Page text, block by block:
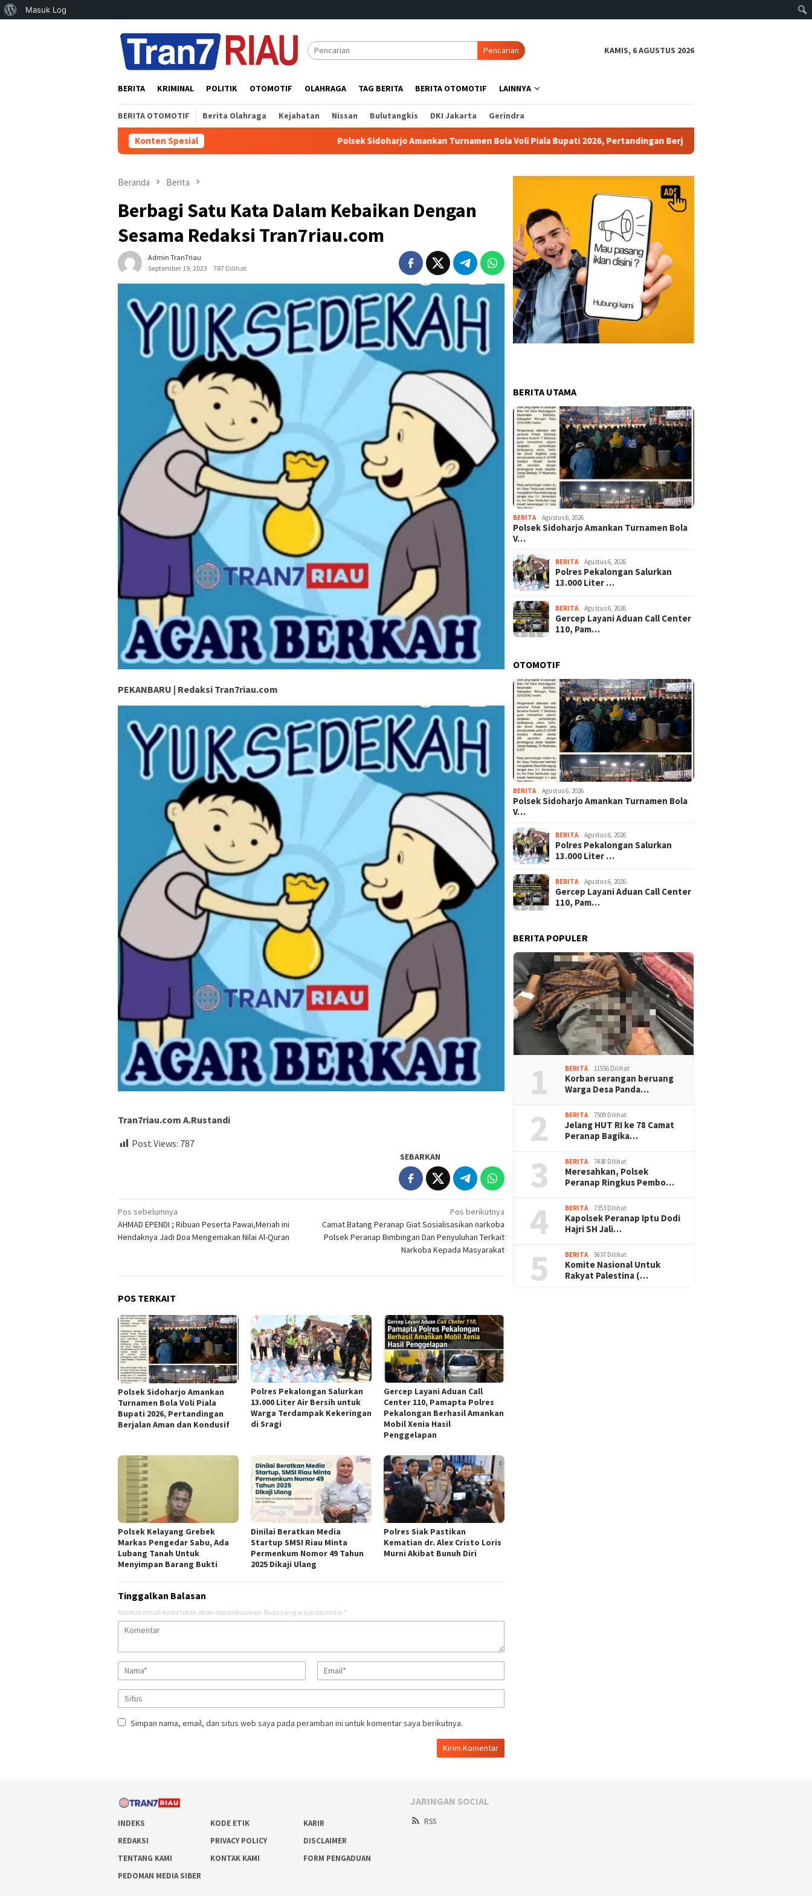
Tentang
Masuk Log
Pencarian KAMIS, 6 AGUSTUS 2026
BERITA KRIMINAL POLITIK OTOMOTIF OLAHRAGA TAG BERITA BERITA OTOMOTIF LAINNYA
BERITA OTOMOTIF Berita Olahraga Kejahatan Nissan Bulutangkis DKI Jakarta Gerindra
Konten Spesial Polsek Sidoharjo Amankan Turnamen Bola Voli Piala Bupati 2026, Pertandingan Berjalan Aman dan Kondusif
Beranda Berita
Berbagi Satu Kata Dalam Kebaikan Dengan
Sesama Redaksi Tran7riau.com
Admin Tran7riau
September 19, 2023
787 Dilihat
PEKANBARU | Redaksi Tran7riau.com
Tran7riau.com A.Rustandi
Post Views: 787
SEBARKAN
Navigasi
pos
Pos sebelumnya
AHMAD EPENDI ; Ribuan Peserta Pawai,Meriah ini
Hendaknya Jadi Doa Mengemakan Nilai Al-Quran
Pos berikutnya
Camat Batang Peranap Giat Sosialisasikan narkoba
Polsek Peranap Bimbingan Dan Penyuluhan Terkait
Narkoba Kepada Masyarakat
POS TERKAIT
Polsek Sidoharjo Amankan
Turnamen Bola Voli Piala
Bupati 2026, Pertandingan
Berjalan Aman dan Kondusif
Polres Pekalongan Salurkan
13.000 Liter Air Bersih untuk
Warga Terdampak Kekeringan
di Sragi
Gercep Layani Aduan Call
Center 110, Pamapta Polres
Pekalongan Berhasil Amankan
Mobil Xenia Hasil
Penggelapan
Polsek Kelayang Grebek
Markas Pengedar Sabu, Ada
Lubang Tanah Untuk
Menyimpan Barang Bukti
Dinilai Beratkan Media
Startup SMSI Riau Minta
Permenkum Nomor 49 Tahun
2025 Dikaji Ulang
Polres Siak Pastikan
Kematian dr. Alex Cristo Loris
Murni Akibat Bunuh Diri
Tinggalkan Balasan
Alamat email Anda tidak akan dipublikasikan. Ruas yang wajib ditandai *
Simpan nama, email, dan situs web saya pada peramban ini untuk komentar saya berikutnya.
BERITA UTAMA
BERITA Agustus 6, 2026
Polsek Sidoharjo Amankan Turnamen Bola
V…
BERITA Agustus 6, 2026
Polres Pekalongan Salurkan
13.000 Liter …
BERITA Agustus 6, 2026
Gercep Layani Aduan Call Center
110, Pam…
OTOMOTIF
BERITA Agustus 6, 2026
Polsek Sidoharjo Amankan Turnamen Bola
V…
BERITA Agustus 6, 2026
Polres Pekalongan Salurkan
13.000 Liter …
BERITA Agustus 6, 2026
Gercep Layani Aduan Call Center
110, Pam…
BERITA POPULER
1 BERITA 11556 Dilihat
Korban serangan beruang
Warga Desa Panda…
2 BERITA 7509 Dilihat
Jelang HUT RI ke 78 Camat
Peranap Bagika…
3 BERITA 7438 Dilihat
Meresahkan, Polsek
Peranap Ringkus Pembo…
4 BERITA 7353 Dilihat
Kapolsek Peranap Iptu Dodi
Hajri SH Jali…
5 BERITA 5637 Dilihat
Komite Nasional Untuk
Rakyat Palestina (…
INDEKS KODE ETIK
KARIR
REDAKSI
PRIVACY POLICY
DISCLAIMER
TENTANG KAMI
KONTAK KAMI
FORM PENGADUAN
PEDOMAN MEDIA SIBER
JARINGAN SOCIAL
RSS